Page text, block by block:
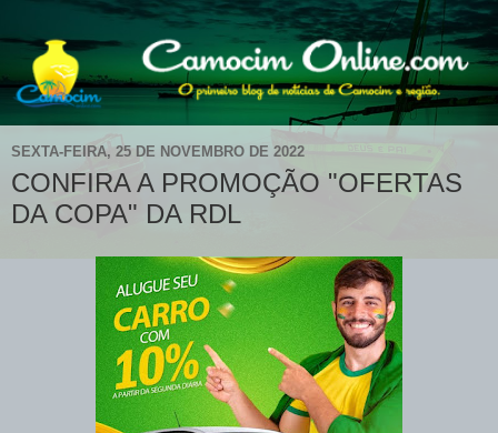
SEXTA-FEIRA, 25 DE NOVEMBRO DE 2022
CONFIRA A PROMOÇÃO "OFERTAS
DA COPA" DA RDL